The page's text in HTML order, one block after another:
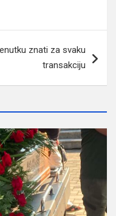
znati za svaku
transakciju